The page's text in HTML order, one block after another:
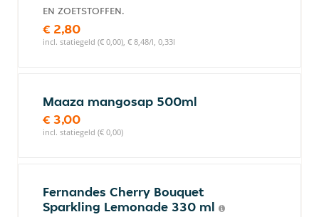
EN ZOETSTOFFEN.
€ 2,80
incl. statiegeld (€ 0,00), € 8,48/l, 0,33l
Maaza mangosap 500ml
€ 3,00
incl. statiegeld (€ 0,00)
Fernandes Cherry Bouquet
Sparkling Lemonade 330 ml